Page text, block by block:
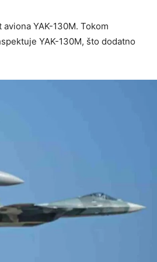
YAK-130M. Tokom
YAK-130M, što dodatno